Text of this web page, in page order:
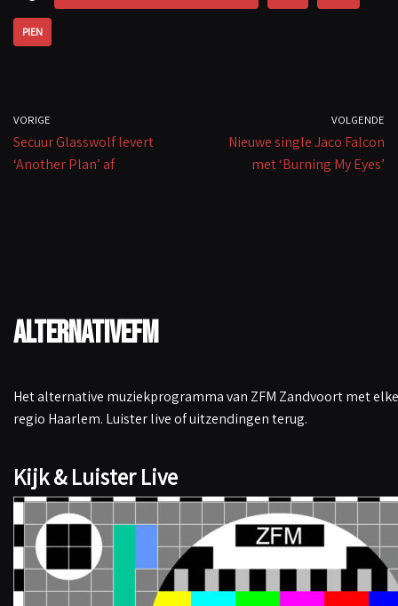
o
k
PIEN
VORIGE
Secuur Glasswolf levert
‘Another Plan’ af
VOLGENDE
Nieuwe single Jaco Falcon
met ‘Burning My Eyes’
AlternativeFM
Het alternative muziekprogramma van ZFM Zandvoort met
regio Haarlem. Luister live of uitzendingen terug.
Kijk & Luister Live